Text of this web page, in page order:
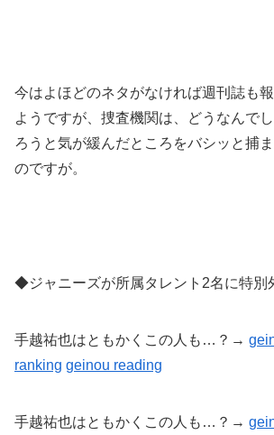
今はよほどのネタがなければ週刊誌も
ようですが、捜査機関は、どうなんで
ろうと気が緩んだところをバシッと捕
のですが。
◆ジャニーズが所属タレント2名に特別
手越祐也はともかくこの人も…？→
ranking geinou reading
手越祐也はともかくこの人も…？→